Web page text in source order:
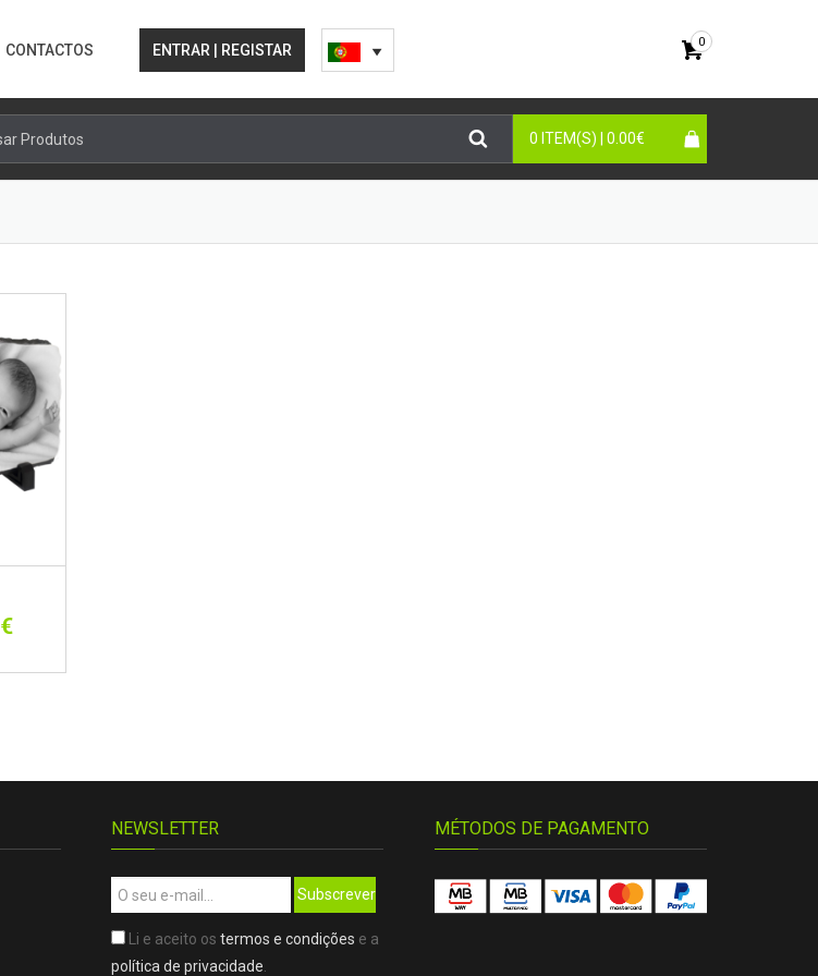
CONTACTOS ENTRAR | REGISTAR 0
0 ITEM(S) |0.00€
€
NEWSLETTER
Subscrever
Li e aceito ostermos e condições e a
política de privacidade
MÉTODOS DE PAGAMENTO